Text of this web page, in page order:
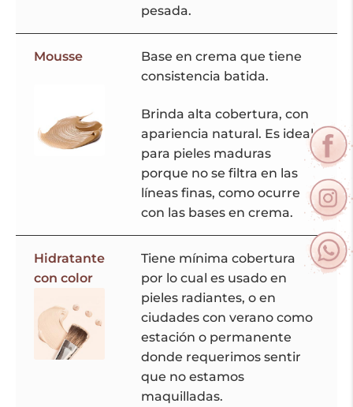
pesada.
Mousse
Base en crema que tiene
consistencia batida.
Brinda alta cobertura, con
apariencia natural. Es ideal
para pieles maduras
porque no se filtra en las
líneas finas, como ocurre
con las bases en crema.
Hidratante
con color
Tiene mínima cobertura
por lo cual es usado en
pieles radiantes, o en
ciudades con verano como
estación o permanente
donde requerimos sentir
que no estamos
maquilladas.